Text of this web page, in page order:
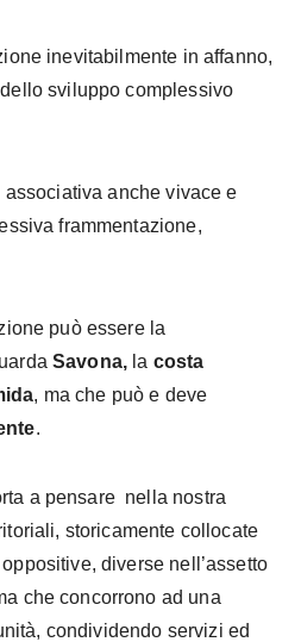
inevitabilmente in affanno,
sviluppo complessivo
anche vivace e
frammentazione,
può essere la
Savona, la costa
, ma che può e deve
.
a pensare nella nostra
storicamente collocate
diverse nell’assetto
che concorrono ad una
condividendo servizi ed